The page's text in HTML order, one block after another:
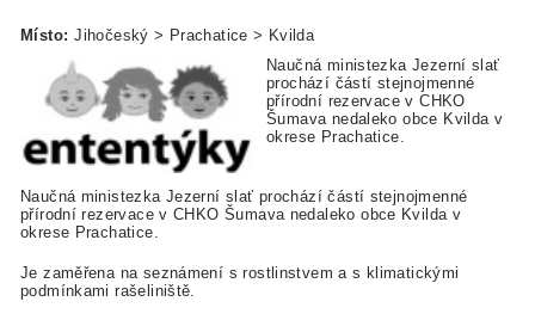
Místo: Jihočeský > Prachatice > Kvilda
Naučná ministezka Jezerní slať
prochází částí stejnojmenné
přírodní rezervace v CHKO
Šumava nedaleko obce Kvilda v
okrese Prachatice.
Naučná ministezka Jezerní slať prochází částí stejnojmenné
přírodní rezervace v CHKO Šumava nedaleko obce Kvilda v
okrese Prachatice.
Je zaměřena na seznámení s rostlinstvem a s klimatickými
podmínkami rašeliniště.